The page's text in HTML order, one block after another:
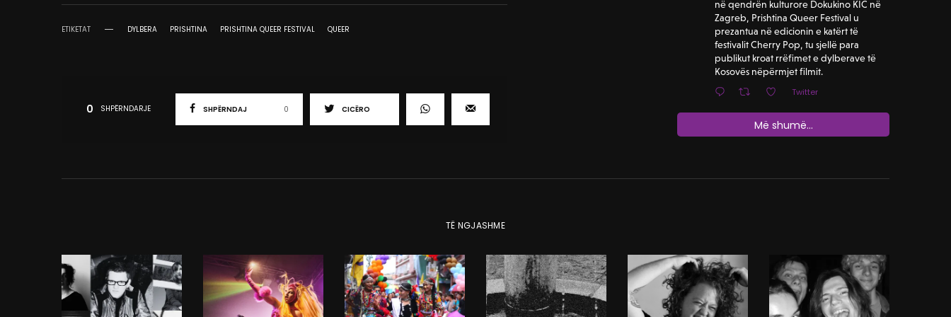
ETIKETAT DYLBERA PRISHTINA PRISHTINA QUEER FESTIVAL QUEER
0 SHPËRNDARJE SHPËRNDAJ 0 CICËRO
në qendrën kulturore Dokukino KIC në
Zagreb, Prishtina Queer Festival u
prezantua në edicionin e katërt të
festivalit Cherry Pop, tu sjellë para
publikut kroat rrëfimet e dylberave të
Kosovës nëpërmjet filmit.
Twitter
Më shumë...
TË NGJASHME